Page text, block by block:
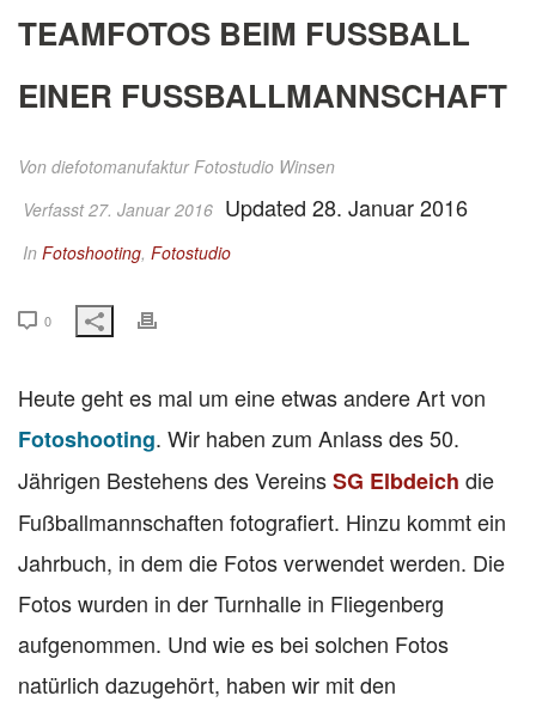
TEAMFOTOS BEIM FUSSBALL
EINER FUSSBALLMANNSCHAFT
Von diefotomanufaktur Fotostudio Winsen
Verfasst 27. Januar 2016 Updated 28. Januar 2016
In Fotoshooting, Fotostudio
0
Heute geht es mal um eine etwas andere Art von
Fotoshooting. Wir haben zum Anlass des 50.
Jährigen Bestehens des VereinsSG Elbdeich die
Fußballmannschaften fotografiert. Hinzu kommt ein
Jahrbuch, in dem die Fotos verwendet werden. Die
Fotos wurden in der Turnhalle in Fliegenberg
aufgenommen. Und wie es bei solchen Fotos
natürlich dazugehört, haben wir mit den